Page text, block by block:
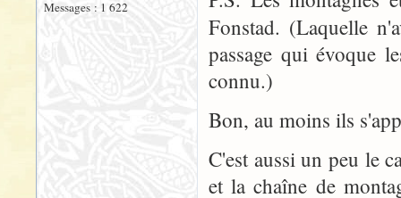
Messages : 1 622
Fonstad. (Laquelle
passage qui évoque
connu.)
Bon, au moins ils
C'est aussi un peu le
et la chaîne de